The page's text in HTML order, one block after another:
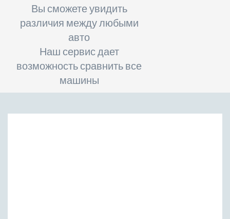
Вы сможете увидить
различия между любыми
авто
Наш сервис дает
возможность сравнить все
машины